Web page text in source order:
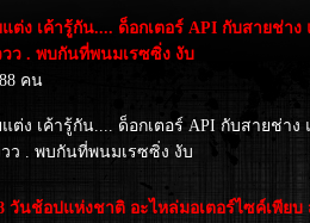
ต่ง เค้ารู้กัน.... ด็อกเตอร์ API กับสายช่าง
ว . พบกันที่พนมเรซซิ่ง งับ
คน
ต่ง เค้ารู้กัน.... ด็อกเตอร์ API กับสายช่าง
ว . พบกันที่พนมเรซซิ่ง งับ
วันช้อปแห่งชาติ อะไหล่มอเตอร์ไซค์เพียบ